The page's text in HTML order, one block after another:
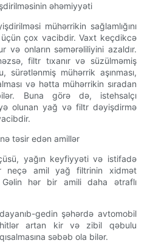
əhəmiyyəti
mühərrikin sağlamlığını
üçün çox vacibdir. Vaxt keçdikcə
və onların səmərəliliyini azaldır.
filtr tıxanır və süzülməmiş
mühərrik aşınması,
və hətta mühərrikin sıradan
Buna görə də, istehsalçı
olunan yağ və filtr dəyişdirmə
təsir edən amillər
yağın keyfiyyəti və istifadə
neçə amil yağ filtrinin xidmət
hər bir amili daha ətraflı
gedin şəhərdə avtomobil
artan kir və zibil qəbulu
səbəb ola bilər.